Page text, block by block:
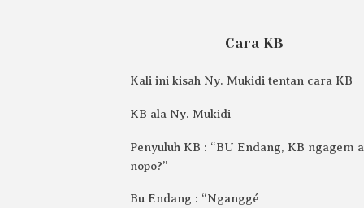
Cara KB
Kali ini kisah Ny. Mukidi tentan cara KB
KB ala Ny. Mukidi
Penyuluh KB : “BU Endang, KB ngagem
nopo?”
Bu Endang : “Nganggé